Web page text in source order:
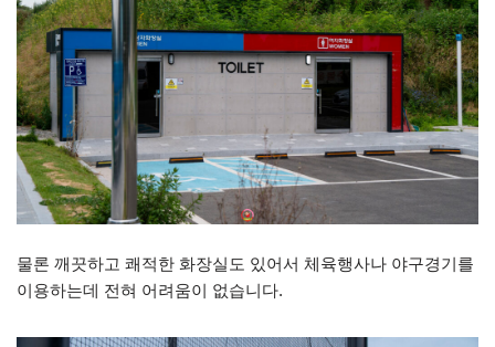
물론 깨끗하고 쾌적한 화장실도 있어서 체육행사나 야구경기를
이용하는데 전혀 어려움이 없습니다.